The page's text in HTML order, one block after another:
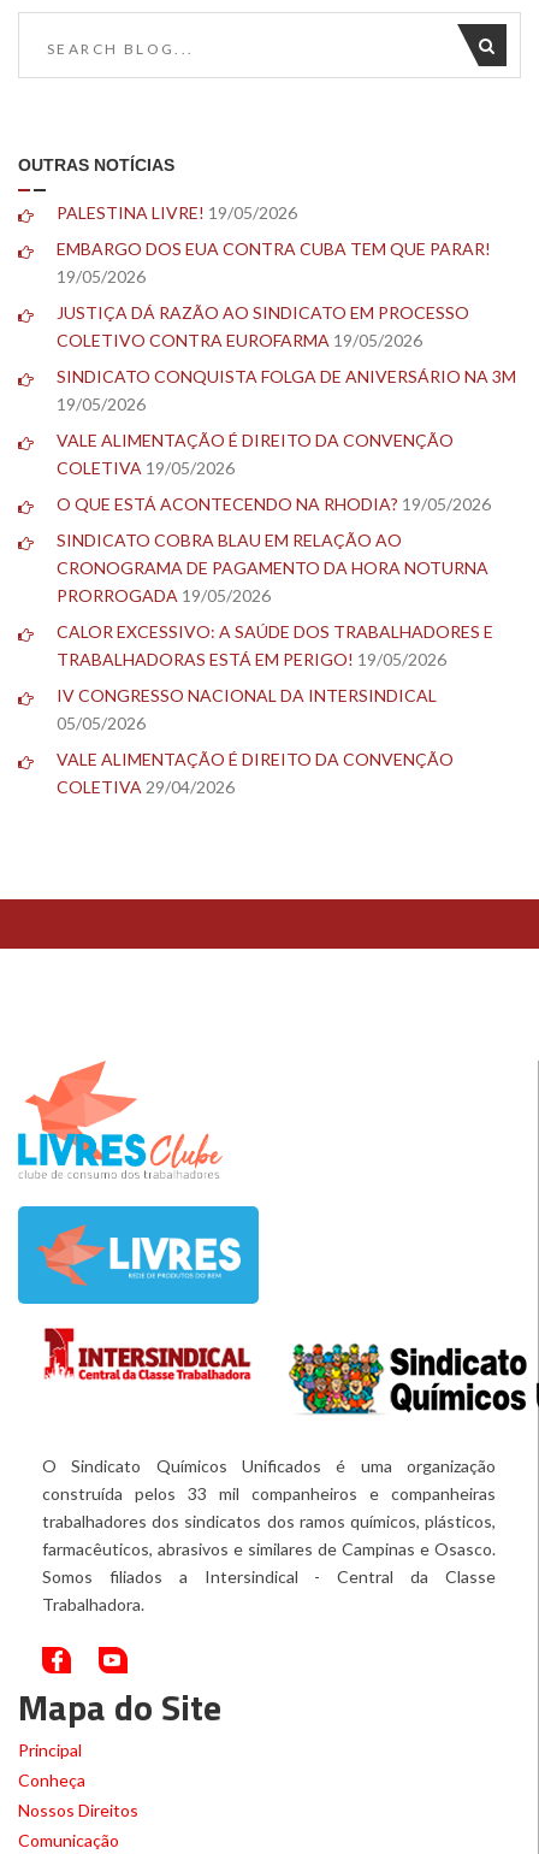
OUTRAS NOTÍCIAS
PALESTINA LIVRE! 19/05/2026
EMBARGO DOS EUA CONTRA CUBA TEM QUE PARAR!
19/05/2026
JUSTIÇA DÁ RAZÃO AO SINDICATO EM PROCESSO
COLETIVO CONTRA EUROFARMA 19/05/2026
SINDICATO CONQUISTA FOLGA DE ANIVERSÁRIO NA 3M
19/05/2026
VALE ALIMENTAÇÃO É DIREITO DA CONVENÇÃO
COLETIVA 19/05/2026
O QUE ESTÁ ACONTECENDO NA RHODIA? 19/05/2026
SINDICATO COBRA BLAU EM RELAÇÃO AO
CRONOGRAMA DE PAGAMENTO DA HORA NOTURNA
PRORROGADA 19/05/2026
CALOR EXCESSIVO: A SAÚDE DOS TRABALHADORES E
TRABALHADORAS ESTÁ EM PERIGO! 19/05/2026
IV CONGRESSO NACIONAL DA INTERSINDICAL
05/05/2026
VALE ALIMENTAÇÃO É DIREITO DA CONVENÇÃO
COLETIVA 29/04/2026
TESTE
O Sindicato Químicos Unificados é uma organização
construída pelos 33 mil companheiros e companheiras
trabalhadores dos sindicatos dos ramos químicos, plásticos,
farmacêuticos, abrasivos e similares de Campinas e Osasco.
Somos filiados a Intersindical - Central da Classe
Trabalhadora.
Mapa do Site
Principal
Conheça
Nossos Direitos
Comunicação